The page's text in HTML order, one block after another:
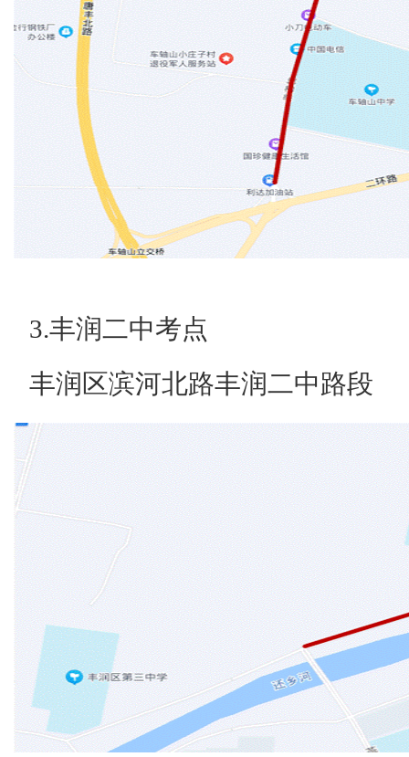
3.丰润二中考点
丰润区滨河北路丰润二中路段